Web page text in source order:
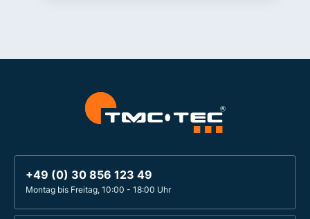
+49 (0) 30 856 123 49
Montag bis Freitag, 10:00 - 18:00 Uhr